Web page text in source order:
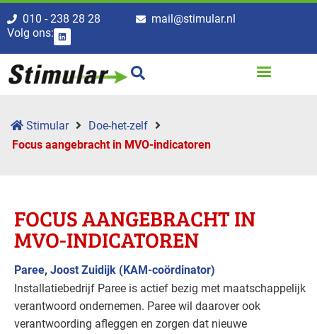
010 - 238 28 28
mail@stimular.nl
Volg ons:
Stimular
Doe-het-zelf
Focus aangebracht in MVO-indicatoren
FOCUS AANGEBRACHT IN
MVO-INDICATOREN
Paree, Joost Zuidijk (KAM-coördinator)
Installatiebedrijf Paree is actief bezig met maatschappelijk
verantwoord ondernemen. Paree wil daarover ook
verantwoording afleggen en zorgen dat nieuwe